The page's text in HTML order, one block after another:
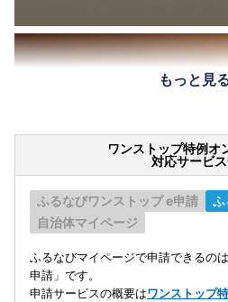
もっと見
ワンストップ特例オ
対応サービ
ふるなびワンストップ e申請
ふ
自治体マイページ
ふるなびマイページで申請できるの
申請」です。
申請サービスの概要はワンストップ